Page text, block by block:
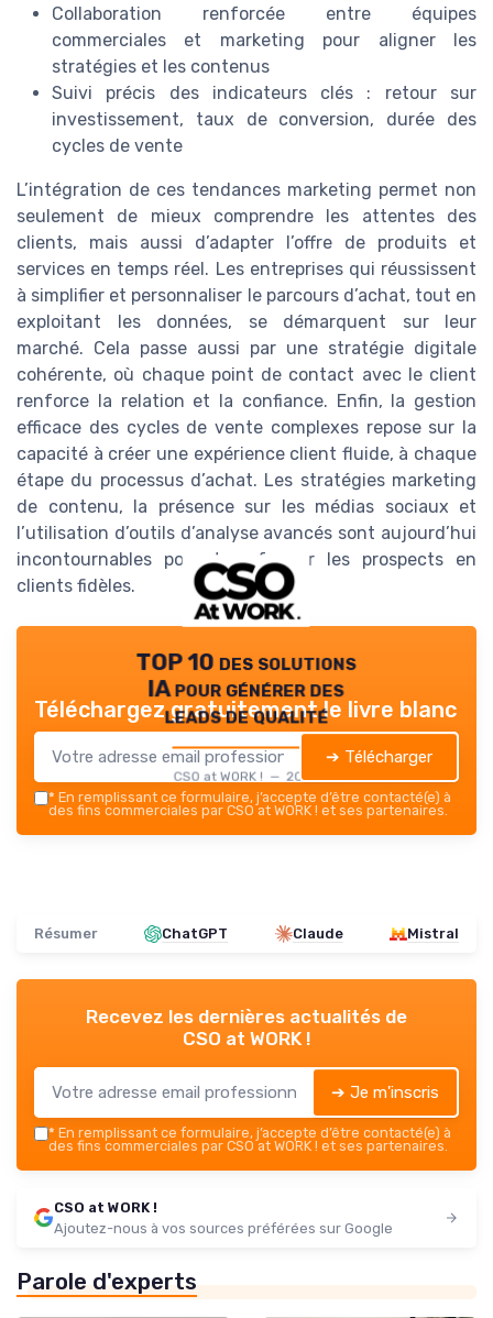
Collaboration renforcée entre équipes
commerciales et marketing pour aligner les
stratégies et les contenus
Suivi précis des indicateurs clés : retour sur
investissement, taux de conversion, durée des
cycles de vente
L’intégration de ces tendances marketing permet non
seulement de mieux comprendre les attentes des
clients, mais aussi d’adapter l’offre de produits et
services en temps réel. Les entreprises qui réussissent
à simplifier et personnaliser le parcours d’achat, tout en
exploitant les données, se démarquent sur leur
marché. Cela passe aussi par une stratégie digitale
cohérente, où chaque point de contact avec le client
renforce la relation et la confiance. Enfin, la gestion
efficace des cycles de vente complexes repose sur la
capacité à créer une expérience client fluide, à chaque
étape du processus d’achat. Les stratégies marketing
de contenu, la présence sur les médias sociaux et
l’utilisation d’outils d’analyse avancés sont aujourd’hui
incontournables pour transformer les prospects en
clients fidèles.
TOP 10 des solutions
IA pour générer des
leads de qualité
CSO at WORK ! — 2026
Téléchargez gratuitement le livre blanc
➔ Télécharger
* En remplissant ce formulaire, j’accepte d’être contacté(e) à
des fins commerciales par CSO at WORK ! et ses partenaires.
Résumer ChatGPT Claude Mistral
Recevez les dernières actualités de
CSO at WORK !
➔ Je m'inscris
* En remplissant ce formulaire, j’accepte d’être contacté(e) à
des fins commerciales par CSO at WORK ! et ses partenaires.
CSO at WORK !
Ajoutez-nous à vos sources préférées sur Google
Parole d'experts